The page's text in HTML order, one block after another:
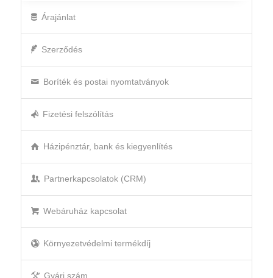
Árajánlat
Szerződés
Boríték és postai nyomtatványok
Fizetési felszólítás
Házipénztár, bank és kiegyenlítés
Partnerkapcsolatok (CRM)
Webáruház kapcsolat
Környezetvédelmi termékdíj
Gyári szám